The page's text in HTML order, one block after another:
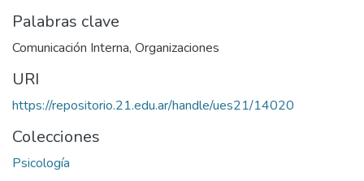
Palabras clave
Comunicación Interna, Organizaciones
URI
https://repositorio.21.edu.ar/handle/ues21/14020
Colecciones
Psicología